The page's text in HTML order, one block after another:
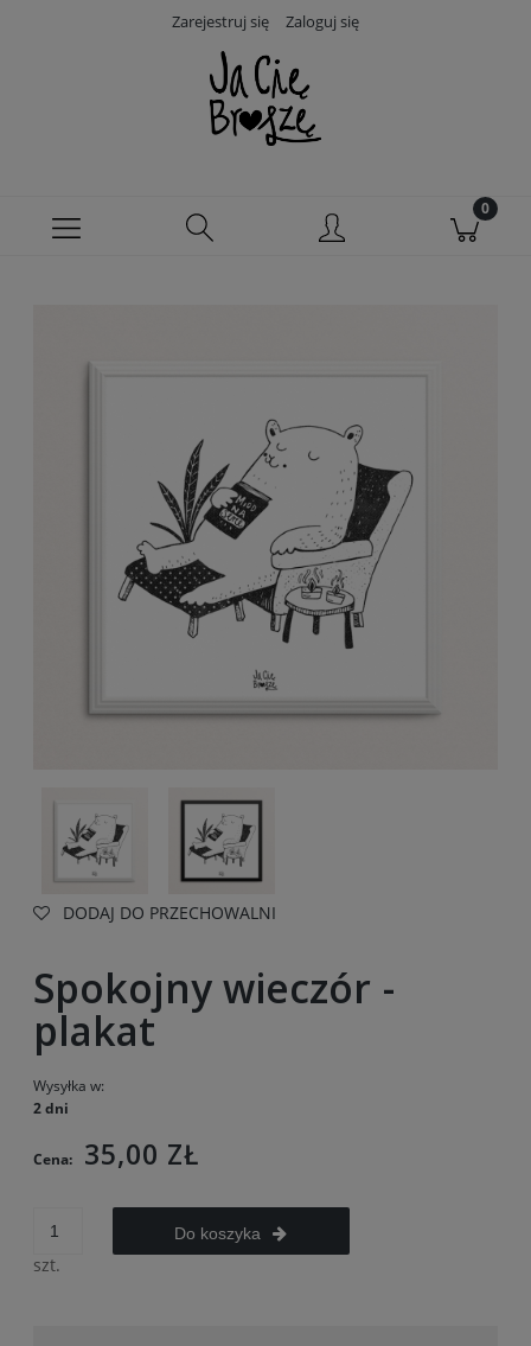
Zarejestruj się Zaloguj się
DODAJ DO PRZECHOWALNI
Spokojny wieczór -
plakat
Wysyłka w:
2 dni
Cena: 35,00 ZŁ
szt.
Do koszyka